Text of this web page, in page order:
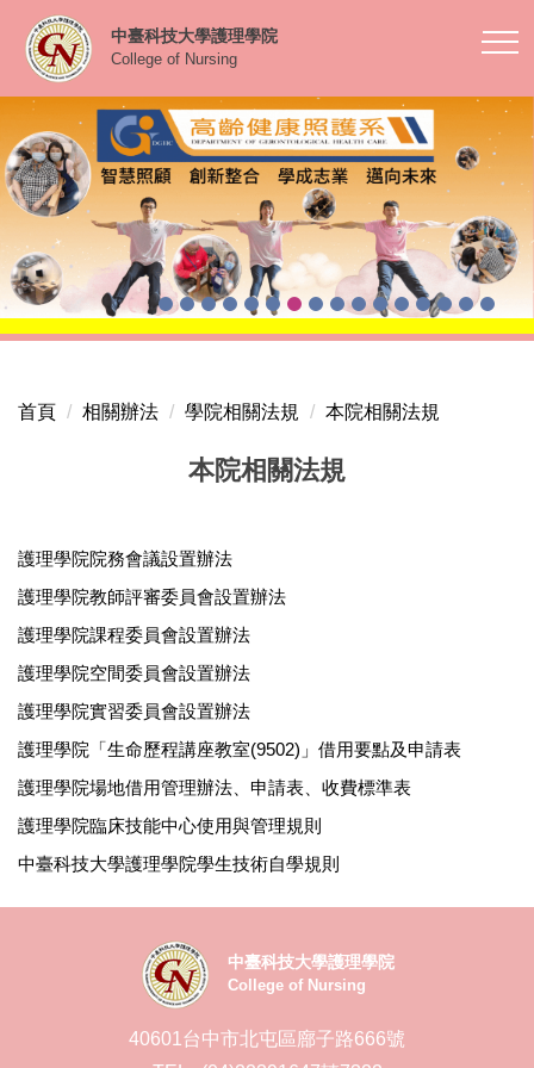
到
內
容
區
中臺科技大學護理學院
College of Nursing
首頁 相關辦法 學院相關法規 本院相關法規
本院相關法規
護理學院院務會議設置辦法
護理學院教師評審委員會設置辦法
護理學院課程委員會設置辦法
護理學院空間委員會設置辦法
護理學院實習委員會設置辦法
護理學院「生命歷程講座教室(9502)」借用要點及申請表
護理學院場地借用管理辦法、申請表、收費標準表
護理學院臨床技能中心使用與管理規則
中臺科技大學護理學院學生技術自學規則
中臺科技大學護理學院
College of Nursing
40601台中市北屯區廍子路666號